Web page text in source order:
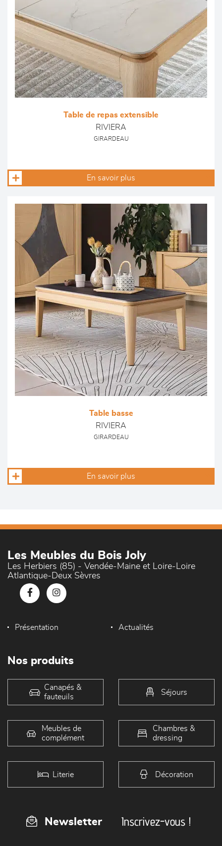
Table de repas extensible
RIVIERA
GIRARDEAU
En savoir plus
Table basse
RIVIERA
GIRARDEAU
En savoir plus
Les Meubles du Bois Joly
Les Herbiers (85) - Vendée-Maine et Loire-Loire
Atlantique-Deux Sèvres
Présentation Actualités
Nos produits
Canapés &
fauteuils
Séjours
Meubles de
complément
Chambres &
dressing
Literie Décoration
Newsletter Inscrivez-vous !